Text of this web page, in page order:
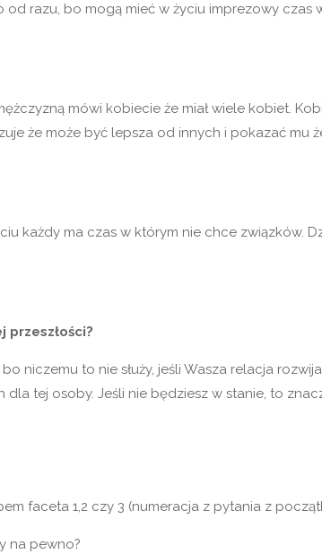
razu, bo mogą mieć w życiu imprezowy
mówi kobiecie że miał wiele kobiet.
że może być lepsza od innych i pokazać mu
każdy ma czas w którym nie chce związków.
niczemu to nie służy, jeśli Wasza relacja
tej osoby. Jeśli nie będziesz w stanie, to
faceta 1,2 czy 3 (numeracja z pytania z
na pewno?